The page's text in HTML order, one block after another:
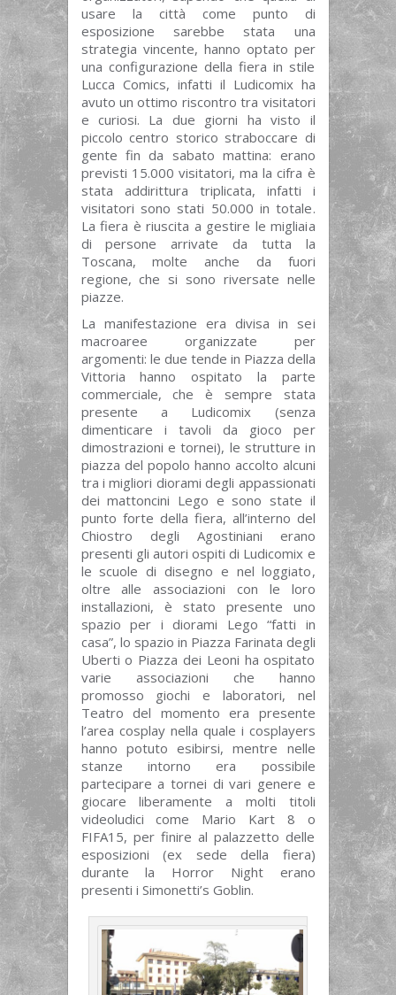
usare la città come punto di
esposizione sarebbe stata una
strategia vincente, hanno optato per
una configurazione della fiera in stile
Lucca Comics, infatti il Ludicomix ha
avuto un ottimo riscontro tra visitatori
e curiosi. La due giorni ha visto il
piccolo centro storico straboccare di
gente fin da sabato mattina: erano
previsti 15.000 visitatori, ma la cifra è
stata addirittura triplicata, infatti i
visitatori sono stati 50.000 in totale.
La fiera è riuscita a gestire le migliaia
di persone arrivate da tutta la
Toscana, molte anche da fuori
regione, che si sono riversate nelle
piazze.
La manifestazione era divisa in sei
macroaree organizzate per
argomenti: le due tende in Piazza della
Vittoria hanno ospitato la parte
commerciale, che è sempre stata
presente a Ludicomix (senza
dimenticare i tavoli da gioco per
dimostrazioni e tornei), le strutture in
piazza del popolo hanno accolto alcuni
tra i migliori diorami degli appassionati
dei mattoncini Lego e sono state il
punto forte della fiera, all’interno del
Chiostro degli Agostiniani erano
presenti gli autori ospiti di Ludicomix e
le scuole di disegno e nel loggiato,
oltre alle associazioni con le loro
installazioni, è stato presente uno
spazio per i diorami Lego “fatti in
casa”, lo spazio in Piazza Farinata degli
Uberti o Piazza dei Leoni ha ospitato
varie associazioni che hanno
promosso giochi e laboratori, nel
Teatro del momento era presente
l’area cosplay nella quale i cosplayers
hanno potuto esibirsi, mentre nelle
stanze intorno era possibile
partecipare a tornei di vari genere e
giocare liberamente a molti titoli
videoludici come Mario Kart 8 o
FIFA15, per finire al palazzetto delle
esposizioni (ex sede della fiera)
durante la Horror Night erano
presenti i Simonetti’s Goblin.